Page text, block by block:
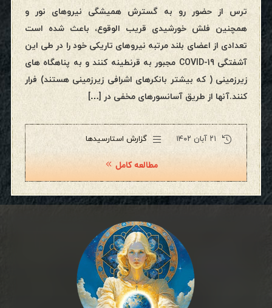
ترس از حضور رو به گسترش همیشگی نیروهای نور و
همچنین فلش خورشیدی قریب الوقوع، باعث شده است
تعدادی از اعضای بلند مرتبه نیروهای تاریکی خود را در طی این
آشفتگی COVID-19 مجبور به قرنطینه کنند و به پناهگاه های
زیرزمینی ( که بیشتر بانکرهای اشرافی زیرزمینی هستند) فرار
کنند.آنها از طریق آسانسورهای مخفی در […]
۲۱ آبان ۱۴۰۲ گزارش استارسیدها
مطالعه کامل